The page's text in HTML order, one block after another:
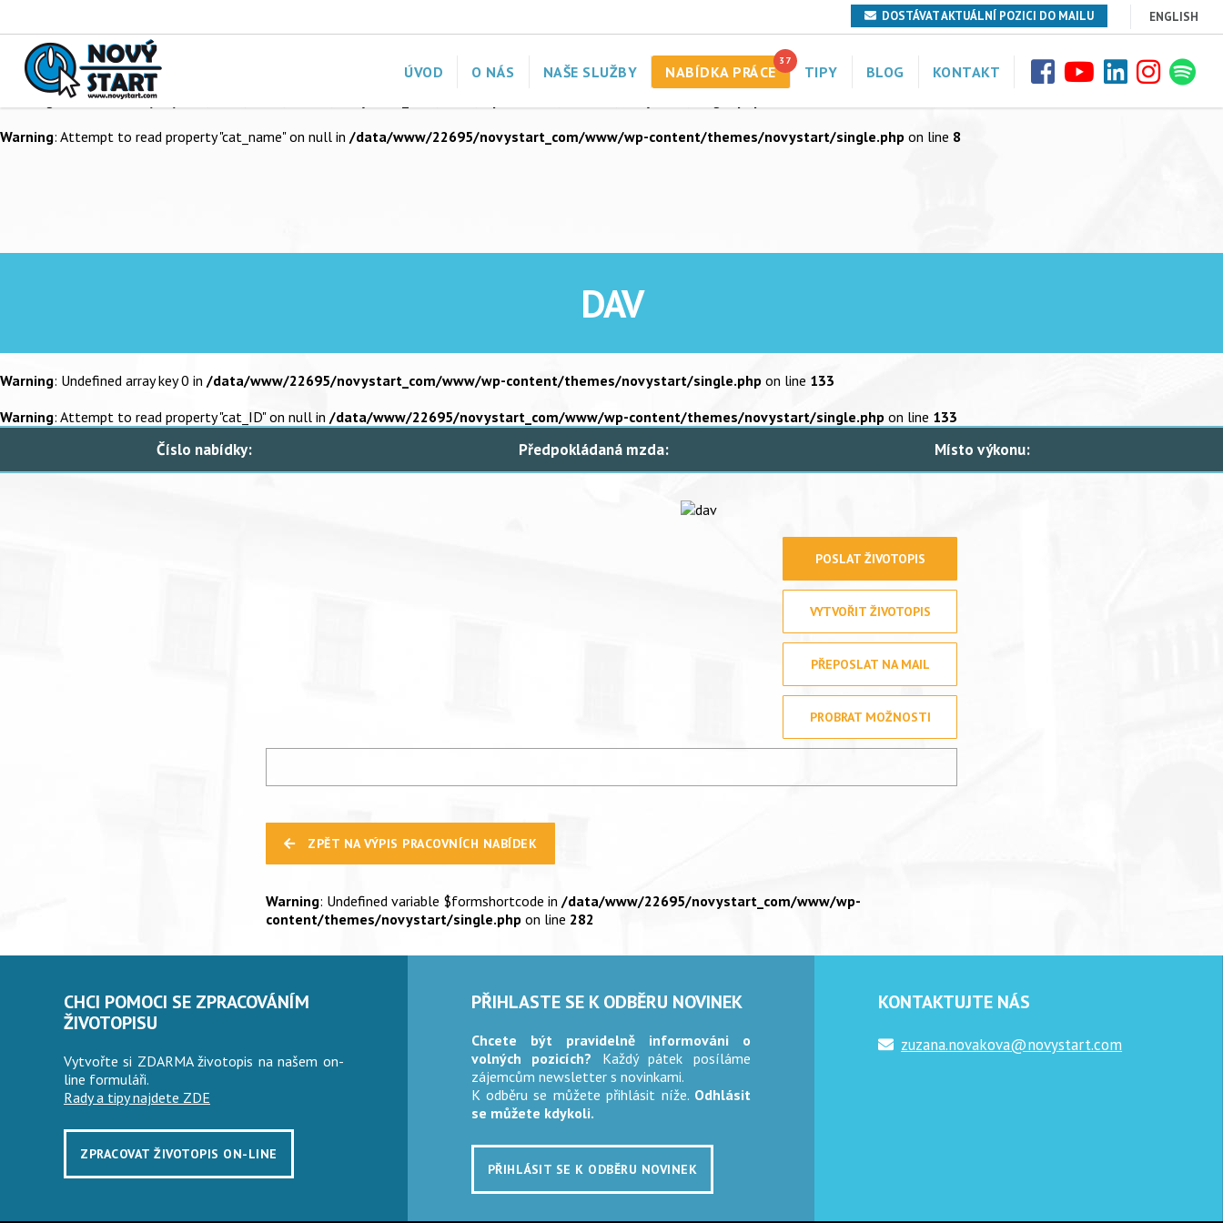
ENGLISH
DOSTÁVAT AKTUÁLNÍ POZICI DO MAILU
ÚVOD O NÁS NAŠE SLUŽBY NABÍDKA PRÁCE
37
TIPY BLOG KONTAKT
Warning: Attempt to read property "category_parent" on null in /data/www/22695/novystart_com/www/wp-content/themes/novystart/single.phpon line7
: Undefined array key 0 in
Warning: Attempt to read property "cat_name" on null in /data/www/22695/novystart_com/www/wp-content/themes/novystart/single.php on line 8
DAV
Warning: Undefined array key 0 in /data/www/22695/novystart_com/www/wp-content/themes/novystart/single.php on line 133
Warning: Attempt to read property "cat_ID" on null in /data/www/22695/novystart_com/www/wp-content/themes/novystart/single.php on line 133
Číslo nabídky: Předpokládaná mzda: Místo výkonu:
POSLAT ŽIVOTOPIS
VYTVOŘIT ŽIVOTOPIS
PŘEPOSLAT NA MAIL
PROBRAT MOŽNOSTI
ZPĚT NA VÝPIS PRACOVNÍCH NABÍDEK
Warning: Undefined variable $formshortcode in /data/www/22695/novystart_com/www/wp-
content/themes/novystart/single.php on line 282
CHCI POMOCI SE ZPRACOVÁNÍM
ŽIVOTOPISU
Vytvořte si ZDARMA životopis na našem on-
line formuláři.
Rady a tipy najdete ZDE
ZPRACOVAT ŽIVOTOPIS ON-LINE
PŘIHLASTE SE K ODBĚRU NOVINEK
Chcete být pravidelně informováni o
volných pozicích? Každý pátek posíláme
zájemcům newsletter s novinkami.
K odběru se můžete přihlásit níže. Odhlásit
se můžete kdykoli.
PŘIHLÁSIT SE K ODBĚRU NOVINEK
KONTAKTUJTE NÁS
zuzana.novakova@novystart.com